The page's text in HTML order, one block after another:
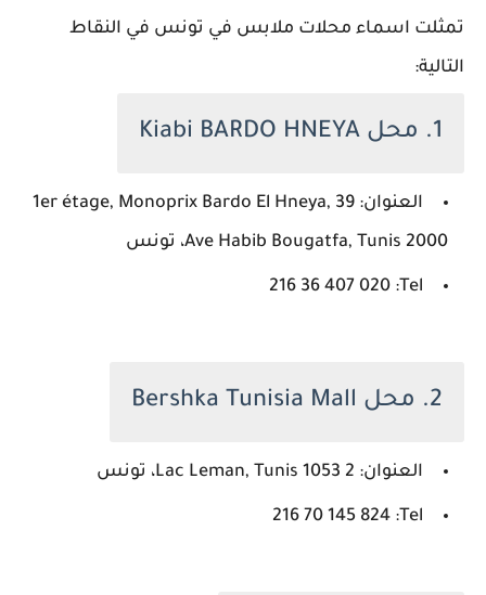
تمثلت اسماء محلات ملابس في تونس في النقاط
التالية:
1. محل Kiabi BARDO HNEYA
العنوان: 1er étage, Monoprix Bardo El Hneya, 39
Ave Habib Bougatfa, Tunis 2000، تونس
Tel: ‏‪216 36 407 020‬‏
2. محل Bershka Tunisia Mall
العنوان: 2 Lac Leman, Tunis 1053، تونس
Tel: ‏‪216 70 145 824‬‏